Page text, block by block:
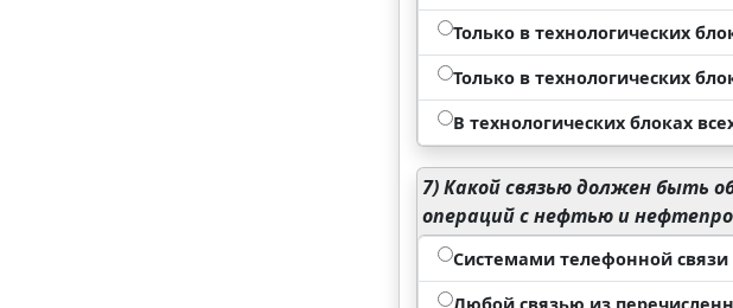
Только в технологических
Только в технологических
В технологических блоках
7)Какой связью должен быть
операций с нефтью и
Системами телефонной связи